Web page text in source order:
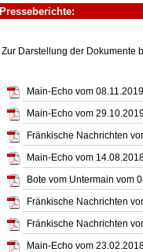
Presseberichte:
Zur Darstellung der Dokumente
Main-Echo vom
Main-Echo vom
Fränkische Nachrichten
Main-Echo vom
Bote vom Untermain vom
Fränkische Nachrichten
Fränkische Nachrichten
Main-Echo vom